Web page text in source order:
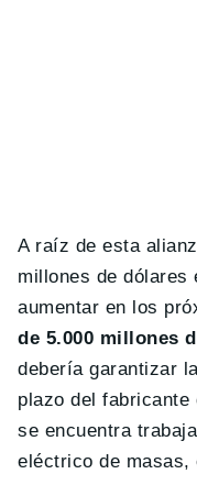
A raíz de esta
millones de
aumentar en los
de 5.000 millones
debería garantizar
plazo del fabricante
se encuentra
eléctrico de masas,